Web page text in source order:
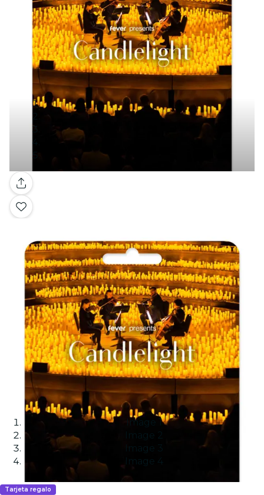
Galería
Image 1
Image 2
Image 3
Image 4
Tarjeta regalo